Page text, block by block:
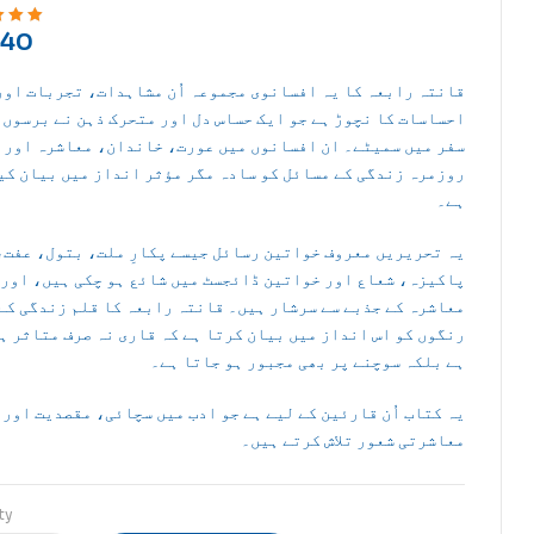
of 5
قانتہ رابعہ کا یہ افسانوی مجموعہ اُن مشاہدات، تجربات اور
احساسات کا نچوڑ ہے جو ایک حساس دل اور متحرک ذہن نے
سفر میں سمیٹے۔ ان افسانوں میں عورت، خاندان، معاشرہ اور
روزمرہ زندگی کے مسائل کو سادہ مگر مؤثر انداز میں بیان
ہے۔
یہ تحریریں معروف خواتین رسائل جیسے پکارِ ملت، بتول،
پاکیزہ، شعاع اور خواتین ڈائجسٹ میں شائع ہو چکی ہیں، اور
معاشرہ کے جذبے سے سرشار ہیں۔ قانتہ رابعہ کا قلم زندگی
رنگوں کو اس انداز میں بیان کرتا ہے کہ قاری نہ صرف متاثر
ہے بلکہ سوچنے پر بھی مجبور ہو جاتا ہے۔
یہ کتاب اُن قارئین کے لیے ہے جو ادب میں سچائی، مقصدیت اور
معاشرتی شعور تلاش کرتے ہیں۔